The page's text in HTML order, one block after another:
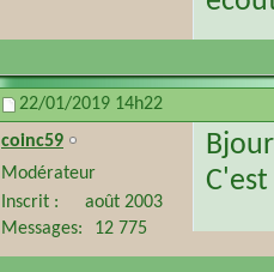
22/01/2019 14h22
coinc59
Modérateur
Inscrit
août 2003
Messages
12 775